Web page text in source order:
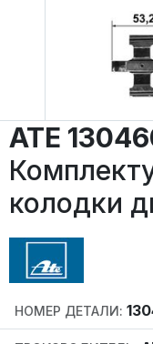
ATE
колодки
НОМЕР ДЕТАЛИ: